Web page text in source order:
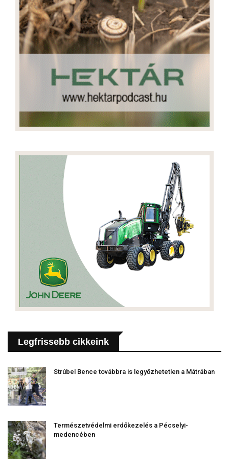
Legfrissebb cikkeink
Strúbel Bence továbbra is legyőzhetetlen a Mátrában
Természetvédelmi erdőkezelés a Pécselyi-
medencében